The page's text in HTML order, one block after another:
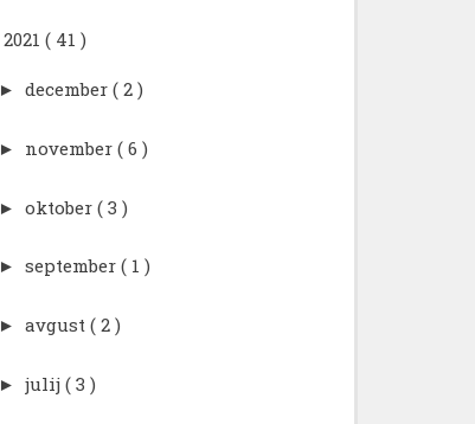
2021 ( 41 )
► december ( 2 )
► november ( 6 )
► oktober ( 3 )
► september ( 1 )
► avgust ( 2 )
► julij ( 3 )